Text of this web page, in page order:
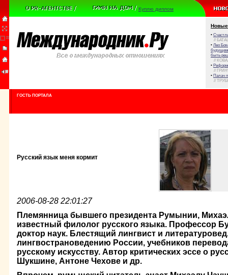
Куплю диплом
Новые
•
//
• Лео
будущем
быть
//
•
//
• Палач
//
ГОСТЬ ПОРТАЛА
Русский язык меня кормит
2006-08-28 22:01:27
Племянница бывшего президента Румынии,
известный филолог русского языка. Профессор
доктор наук. Блестящий лингвист и
лингвострановедению России, учебников
русскому искусству. Автор критических эссе о
Шукшине, Антоне Чехове и др.